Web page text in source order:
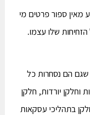
ספור פרטים מי
שלו עצמו.
הם נסחרות כל
וחלקן יורדות, חלקן
בתהליכי עסקאות